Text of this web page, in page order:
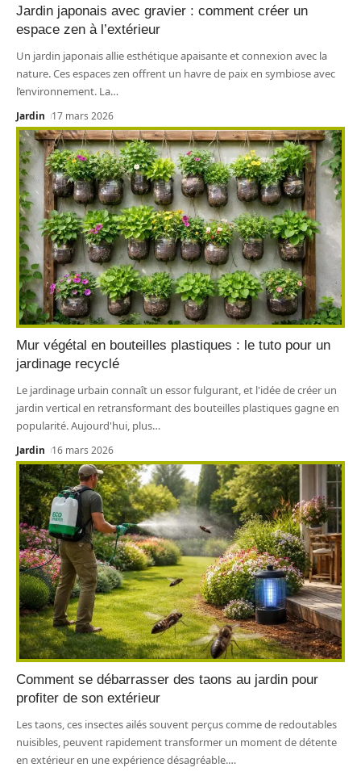
Jardin japonais avec gravier : comment créer un
espace zen à l’extérieur
Un jardin japonais allie esthétique apaisante et connexion avec la
nature. Ces espaces zen offrent un havre de paix en symbiose avec
l’environnement. La…
Jardin 17 mars 2026
Mur végétal en bouteilles plastiques : le tuto pour un
jardinage recyclé
Le jardinage urbain connaît un essor fulgurant, et l'idée de créer un
jardin vertical en retransformant des bouteilles plastiques gagne en
popularité. Aujourd'hui, plus…
Jardin 16 mars 2026
Comment se débarrasser des taons au jardin pour
profiter de son extérieur
Les taons, ces insectes ailés souvent perçus comme de redoutables
nuisibles, peuvent rapidement transformer un moment de détente
en extérieur en une expérience désagréable.…